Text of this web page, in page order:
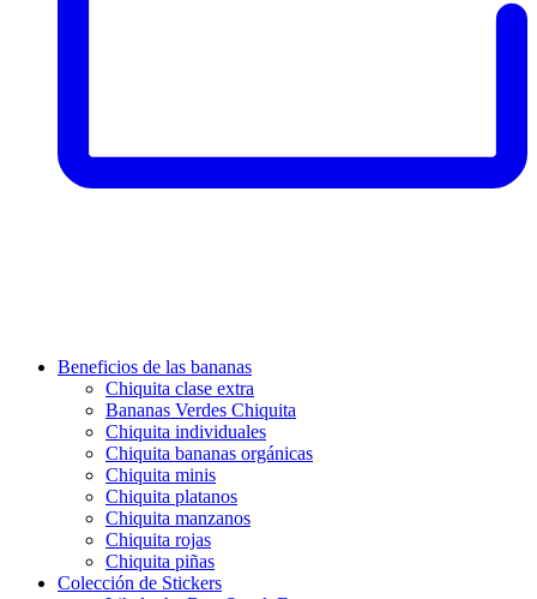
Beneficios de las bananas
Chiquita clase extra
Bananas Verdes Chiquita
Chiquita individuales
Chiquita bananas orgánicas
Chiquita minis
Chiquita platanos
Chiquita manzanos
Chiquita rojas
Chiquita piñas
Colección de Stickers